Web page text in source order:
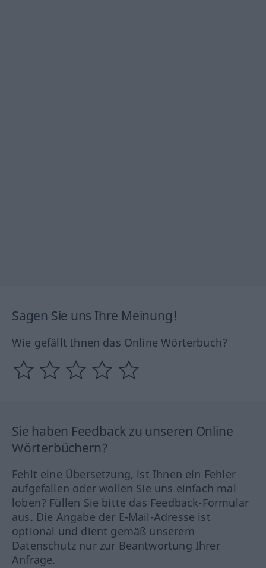
Sagen Sie uns Ihre Meinung!
Wie gefällt Ihnen das Online Wörterbuch?
Sie haben Feedback zu unseren Online
Wörterbüchern?
Fehlt eine Übersetzung, ist Ihnen ein Fehler
aufgefallen oder wollen Sie uns einfach mal
loben? Füllen Sie bitte das Feedback-Formular
aus. Die Angabe der E-Mail-Adresse ist
optional und dient gemäß unserem
Datenschutz nur zur Beantwortung Ihrer
Anfrage.